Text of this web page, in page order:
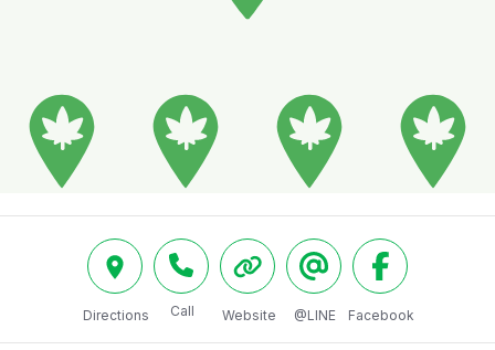
Directions Call Website @LINE Facebook